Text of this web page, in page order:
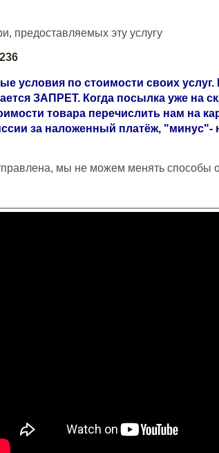
предоставляемых эту услугу
условия по стоимости своих
ЗАПРЕТ. Когда посылка уже на
товара перечислить нам на
за наложенный платёж, "минус"-
мы не можем менять способы